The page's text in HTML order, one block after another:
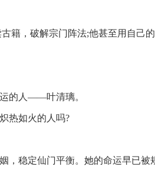
籍，破解宗门阵法;他甚至用自己
的人——叶清璃。
热如火的人吗?
，稳定仙门平衡。她的命运早已被